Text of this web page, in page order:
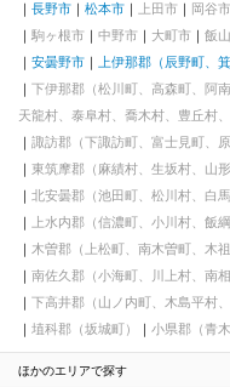
長野市 松本市 上田市 岡谷市
駒ヶ根市
中野市 大町市 飯
安曇野市
上伊那郡（辰野町、
下伊那郡（松川町、高森町、阿
天龍村、泰阜村、喬木村、豊丘村、
諏訪郡（下諏訪町、富士見町、原
東筑摩郡（麻績村、生坂村、山
北安曇郡（池田町、松川村、白馬
上水内郡（信濃町、小川村、飯綱
木曽郡（上松町、南木曽町、木
南佐久郡（小海町、川上村、南
下高井郡（山ノ内町、木島平村、
埴科郡（坂城町）
小県郡（青
ほかのエリアで探す